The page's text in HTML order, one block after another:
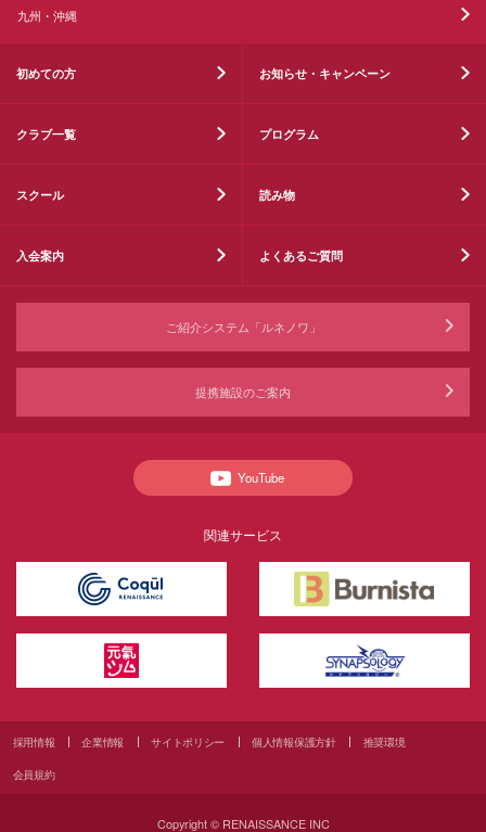
九州・沖縄
初めての方 お知らせ・キャンペーン
クラブ一覧 プログラム
スクール 読み物
入会案内 よくあるご質問
ご紹介システム「ルネノワ」
提携施設のご案内
YouTube
関連サービス
採用情報 企業情報 サイトポリシー 個人情報保護方針 推奨環境
会員規約
Copyright © RENAISSANCE INC